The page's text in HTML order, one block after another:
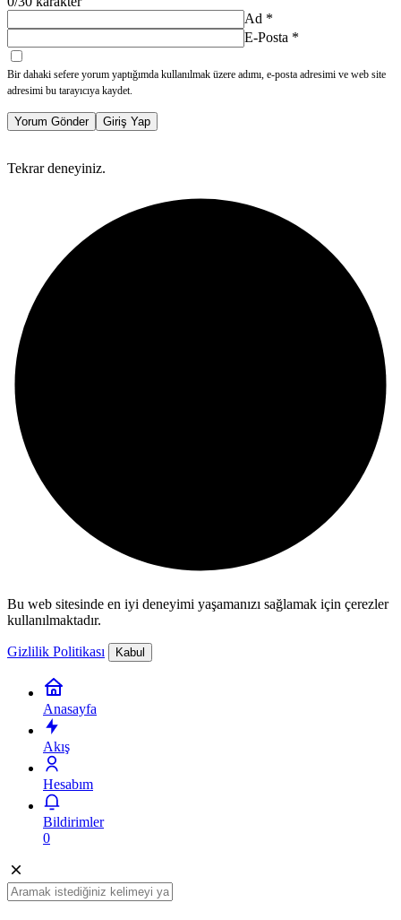
Ad *
E-Posta *
Bir dahaki sefere yorum yaptığımda kullanılmak üzere adımı, e-posta adresimi ve web site
adresimi bu tarayıcıya kaydet.
Yorum Gönder Giriş Yap
Tekrar deneyiniz.
Bu web sitesinde en iyi deneyimi yaşamanızı sağlamak için çerezler
kullanılmaktadır.
Gizlilik Politikası Kabul
Anasayfa
Akış
Hesabım
Bildirimler
0